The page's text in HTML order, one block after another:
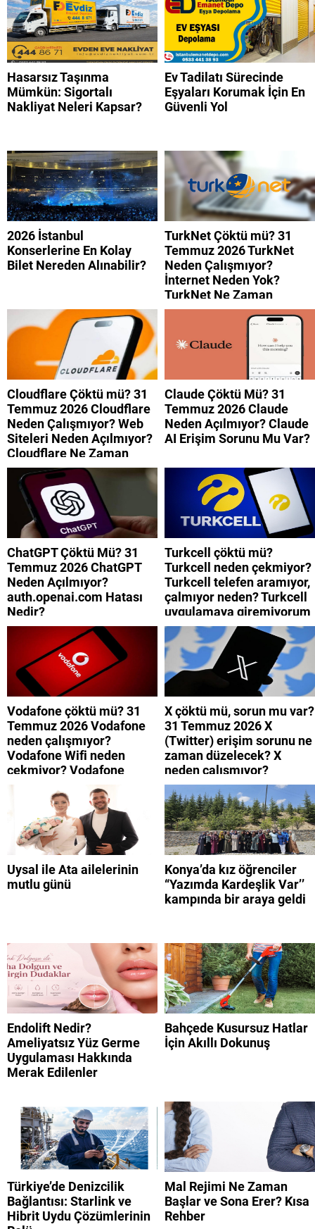
Hasarsız Taşınma
Mümkün: Sigortalı
Nakliyat Neleri Kapsar?
Ev Tadilatı Sürecinde
Eşyaları Korumak İçin En
Güvenli Yol
2026 İstanbul
Konserlerine En Kolay
Bilet Nereden Alınabilir?
TurkNet Çöktü mü? 31
Temmuz 2026 TurkNet
Neden Çalışmıyor?
İnternet Neden Yok?
TurkNet Ne Zaman
Düzelecek?
Cloudflare Çöktü mü? 31
Temmuz 2026 Cloudflare
Neden Çalışmıyor? Web
Siteleri Neden Açılmıyor?
Cloudflare Ne Zaman
Düzelecek?
Claude Çöktü Mü? 31
Temmuz 2026 Claude
Neden Açılmıyor? Claude
AI Erişim Sorunu Mu Var?
ChatGPT Çöktü Mü? 31
Temmuz 2026 ChatGPT
Neden Açılmıyor?
auth.openai.com Hatası
Nedir?
Turkcell çöktü mü?
Turkcell neden çekmiyor?
Turkcell telefen aramıyor,
çalmıyor neden? Turkcell
uygulamaya giremiyorum
neden? Turkcell internet
neden yavaş?
Vodafone çöktü mü? 31
Temmuz 2026 Vodafone
neden çalışmıyor?
Vodafone Wifi neden
çekmiyor? Vodafone
mobil uygulamaya neden
giremiyorum?
X çöktü mü, sorun mu var?
31 Temmuz 2026 X
(Twitter) erişim sorunu ne
zaman düzelecek? X
neden çalışmıyor?
Uysal ile Ata ailelerinin
mutlu günü
Konya’da kız öğrenciler
“Yazımda Kardeşlik Var’’
kampında bir araya geldi
Endolift Nedir?
Ameliyatsız Yüz Germe
Uygulaması Hakkında
Merak Edilenler
Bahçede Kusursuz Hatlar
İçin Akıllı Dokunuş
Türkiye’de Denizcilik
Bağlantısı: Starlink ve
Hibrit Uydu Çözümlerinin
Mal Rejimi Ne Zaman
Başlar ve Sona Erer? Kısa
Rehber